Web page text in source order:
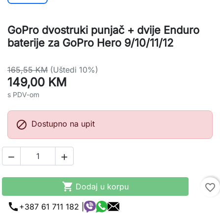
GoPro dvostruki punjač + dvije Enduro
baterije za GoPro Hero 9/10/11/12
165,55 KM (Uštedi 10%)
149,00 KM
s PDV-om
 Dostupno na upit
 
 Dodaj u korpu
favorite_border
call +387 61 711 182 |